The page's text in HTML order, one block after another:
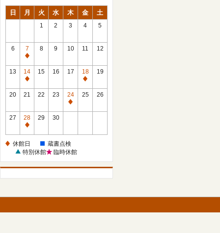
日 月 火 水 木 金 土
1 2 3 4 5
6
7
休
館
日
8 9 10 11 12
13
14
休
館
15 16 17
18
休
館
19
20 21 22 23
24
休
25 26
27
28
休
日
29 30
休館日
蔵書点検
特別休館
臨時休館